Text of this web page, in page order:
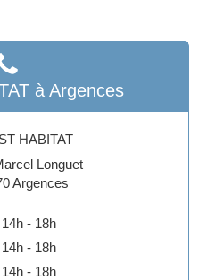
à Argences
HABITAT
Longuet
Argences
14h - 18h
14h - 18h
14h - 18h